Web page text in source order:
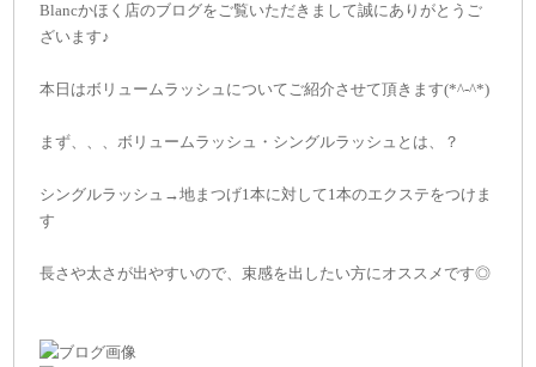
Blancかほく店のブログをご覧いただきまして誠にありがとうご
ざいます♪
本日はボリュームラッシュについてご紹介させて頂きます(*^-^*)
まず、、、ボリュームラッシュ・シングルラッシュとは、？
シングルラッシュ→地まつげ1本に対して1本のエクステをつけま
す
長さや太さが出やすいので、束感を出したい方にオススメです◎